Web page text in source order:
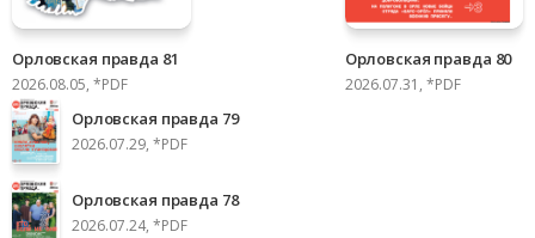
Орловская правда 81
2026.08.05, *PDF
Орловская правда 80
2026.07.31, *PDF
Орловская правда 79
2026.07.29, *PDF
Орловская правда 78
2026.07.24, *PDF